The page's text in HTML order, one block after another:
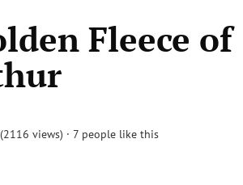
Fleece of
views) · 7 people like this